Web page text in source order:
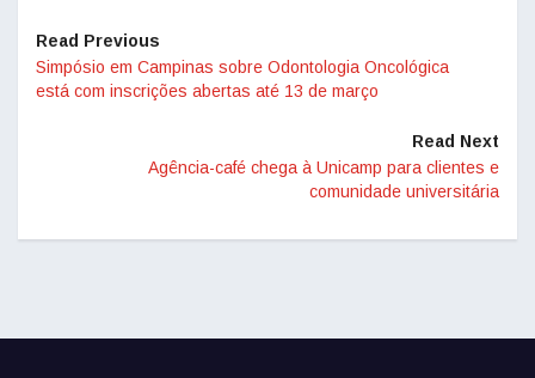
Read Previous
Simpósio em Campinas sobre Odontologia Oncológica
está com inscrições abertas até 13 de março
Read Next
Agência-café chega à Unicamp para clientes e
comunidade universitária